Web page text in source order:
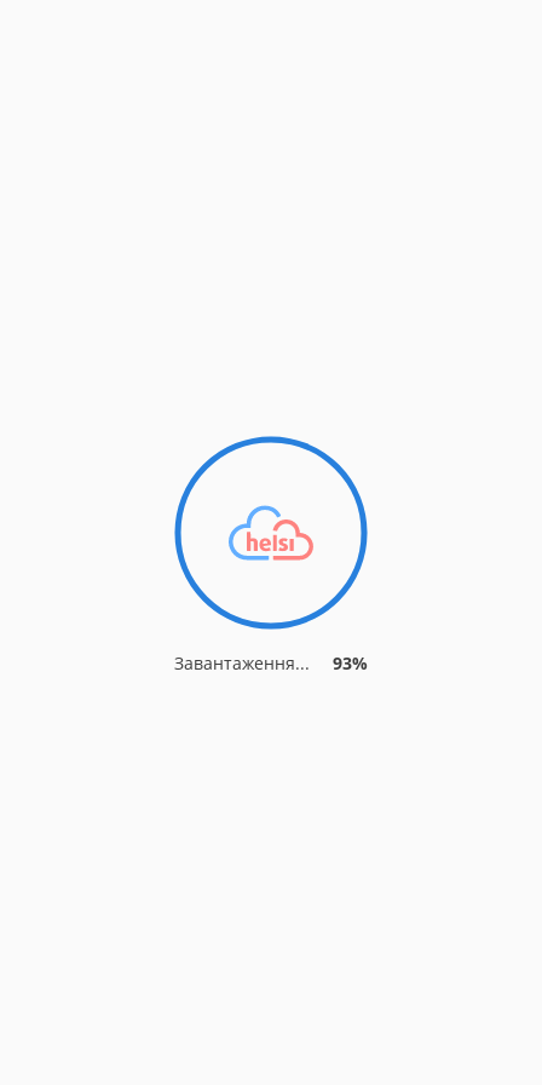
Завантаження... 93%